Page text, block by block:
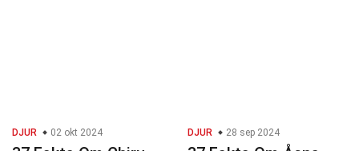
DJUR 02 okt 2024 DJUR 28 sep 2024